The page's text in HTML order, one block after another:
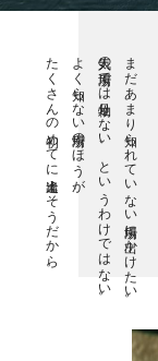
まだあまり知られていない場所に出かけたい。
人気の場所では物足りない、というわけではない。
よく知らない場所のほうが、
たくさんの初めてに出逢えそうだから。